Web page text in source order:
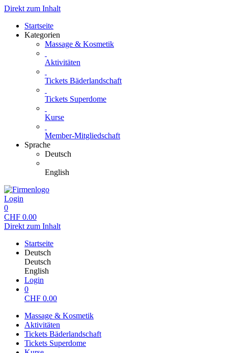
Direkt zum Inhalt
Startseite
Kategorien
Massage & Kosmetik
Aktivitäten
Tickets Bäderlandschaft
Tickets Superdome
Kurse
Member-Mitgliedschaft
Sprache
Deutsch
English
Login
0
CHF 0.00
Direkt zum Inhalt
Startseite
Deutsch
Deutsch
English
Login
0
CHF 0.00
Massage & Kosmetik
Aktivitäten
Tickets Bäderlandschaft
Tickets Superdome